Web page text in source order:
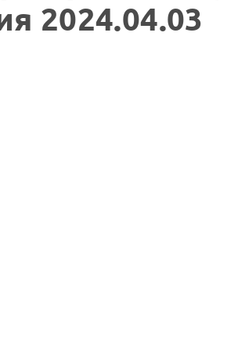
2024.04.03